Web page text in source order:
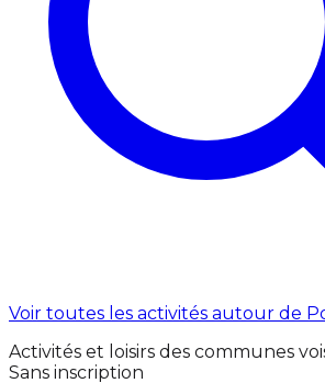
Voir toutes les activités autour de
Activités et loisirs des communes
Sans inscription